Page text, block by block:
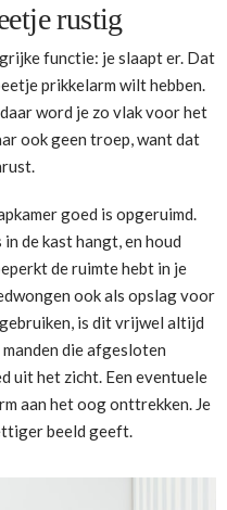
rustig
functie: je slaapt er. Dat
prikkelarm wilt hebben.
word je zo vlak voor het
ook geen troep, want dat
goed is opgeruimd.
de kast hangt, en houd
de ruimte hebt in je
ook als opslag voor
is dit vrijwel altijd
die afgesloten
uit het zicht. Een eventuele
aan het oog onttrekken. Je
beeld geeft.